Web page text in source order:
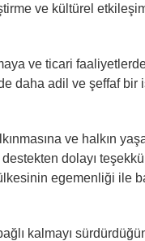
ve kültürel
ve ticari
daha adil ve şeffaf bir
ve halkın
dolayı
egemenliği ile
kalmayı